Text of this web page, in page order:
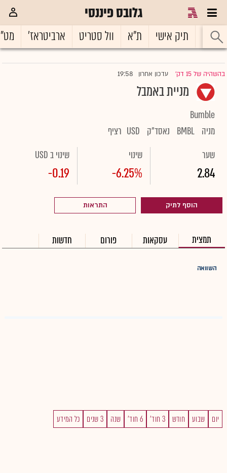
גלובס פיננסי
ראשי תיק אישי ת"א וול סטריט ארביטראז'
בהשהיה של 15 דק' |עדכון אחרון 19:58
מניית באמבל
Bumble
מניה BMBL נאסד"ק USD רציף
שער
2.84
שינוי
-6.25%
שינוי ב USD
-0.19
הוסף לתיק התראות
תמצית עסקאות פורום חדשות
השוואה
יום שבוע חודש 3 חוד' 6 חוד' שנה 3 שנים כל המידע